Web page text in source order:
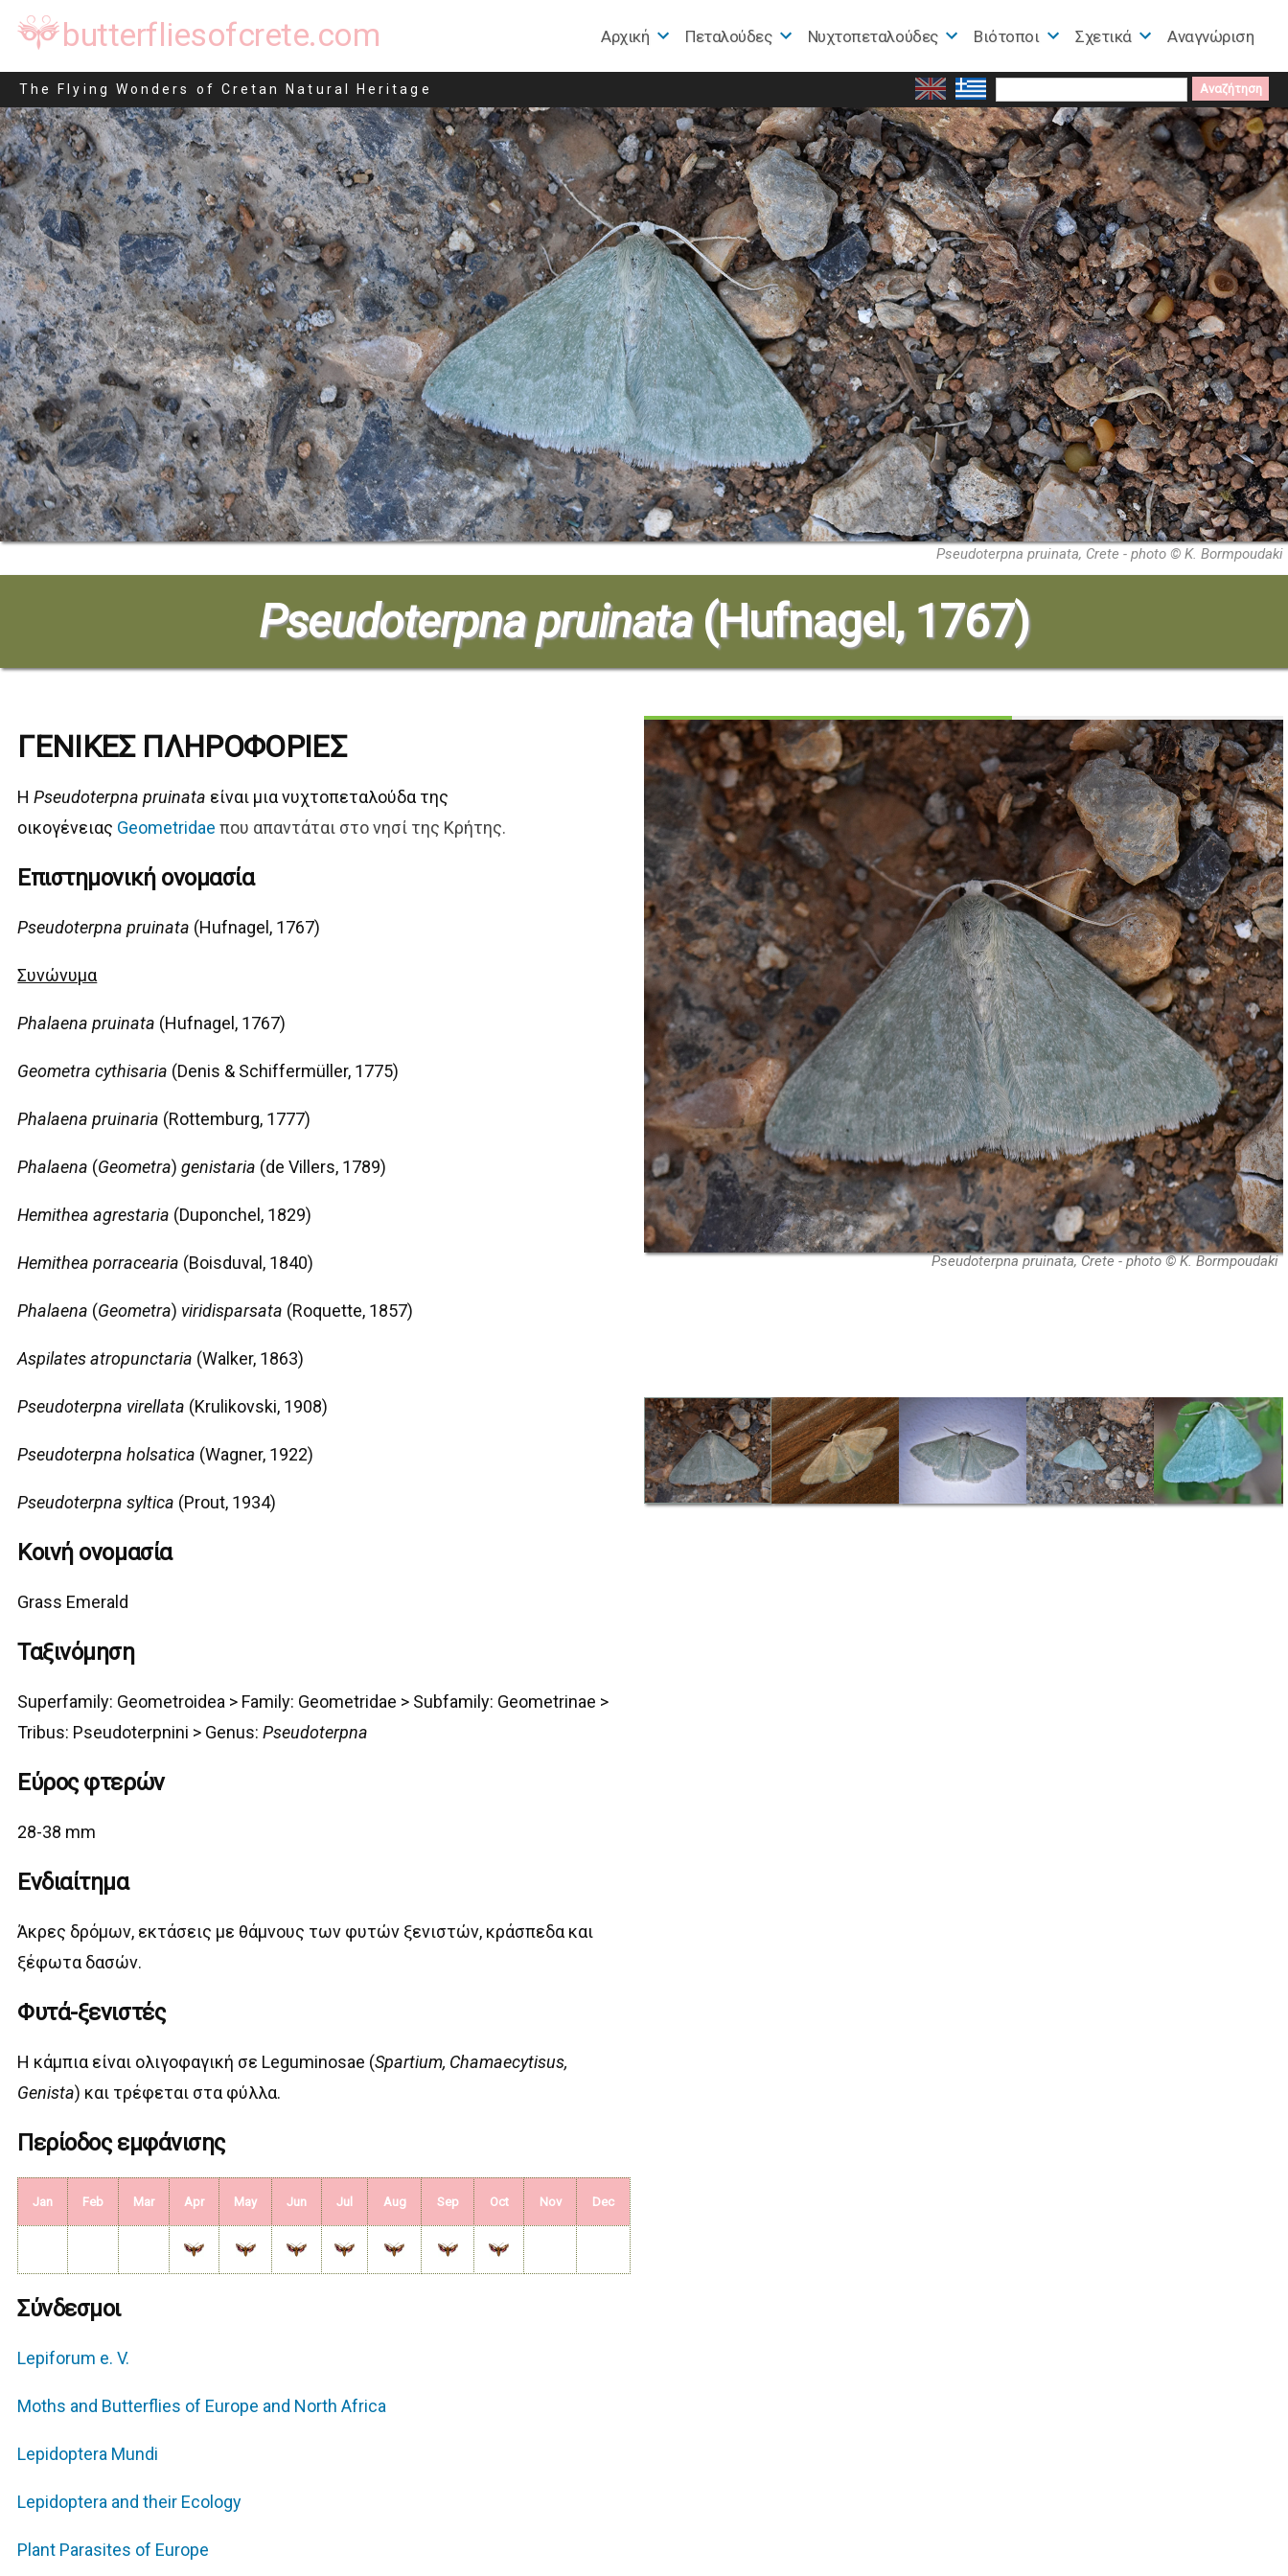
Μετάβαση
στο
περιεχόμενο
butterfliesofcrete.com
The Flying Wonders of Cretan Natural Heritage
Αρχική Πεταλούδες Nυχτοπεταλούδες Βιότοποι Σχετικά Αναγνώριση
Search
for:
Pseudoterpna pruinata
Pseudoterpna pruinata, Crete - photo © K. Bormpoudaki
Pseudoterpna pruinata (Hufnagel, 1767)
ΓΕΝΙΚΕΣ ΠΛΗΡΟΦΟΡΙΕΣ
ΗPseudoterpna pruinata είναι μια νυχτοπεταλούδα της
οικογένειας Geometridae που απαντάται στο νησί της Κρήτης.
Επιστημονική ονομασία
Pseudoterpna pruinata (Hufnagel, 1767)
Συνώνυμα
Phalaena pruinata (Hufnagel, 1767)
Geometra cythisaria (Denis & Schiffermüller, 1775)
Phalaena pruinaria (Rottemburg, 1777)
Phalaena (Geometra)genistaria (de Villers, 1789)
Hemithea agrestaria (Duponchel, 1829)
Hemithea porracearia (Boisduval, 1840)
Phalaena (Geometra) viridisparsata (Roquette, 1857)
Aspilates atropunctaria (Walker, 1863)
Pseudoterpna virellata (Krulikovski, 1908)
Pseudoterpna holsatica (Wagner, 1922)
Pseudoterpna syltica (Prout, 1934)
Κοινή ονομασία
Grass Emerald
Ταξινόμηση
Superfamily: Geometroidea > Family: Geometridae > Subfamily: Geometrinae >
Tribus: Pseudoterpnini > Genus:Pseudoterpna
Εύρος φτερών
28-38 mm
Ενδιαίτημα
Άκρες δρόμων, εκτάσεις με θάμνους των φυτών ξενιστών, κράσπεδα και
ξέφωτα δασών.
Φυτά-ξενιστές
Η κάμπια είναι ολιγοφαγική σε Leguminosae (Spartium, Chamaecytisus,
Genista) και τρέφεται στα φύλλα.
Περίοδος εμφάνισης
Jan Feb Mar Apr May Jun Jul Aug Sep Oct Nov Dec
Σύνδεσμοι
Lepiforum e. V.
Moths and Butterflies of Europe and North Africa
Lepidoptera Mundi
Lepidoptera and their Εcology
Plant Parasites of Europe
Pseudoterpna pruinata, Crete - photo © K. Bormpoudaki